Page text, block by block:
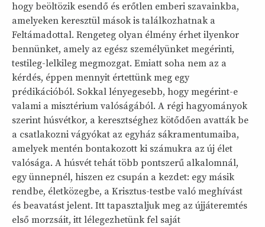
hogy beöltözik esendő és erőtlen emberi szavainkba,
amelyeken keresztül mások is találkozhatnak a
Feltámadottal. Rengeteg olyan élmény érhet ilyenkor
bennünket, amely az egész személyünket megérinti,
testileg-lelkileg megmozgat. Emiatt soha nem az a
kérdés, éppen mennyit értettünk meg egy
prédikációból. Sokkal lényegesebb, hogy megérint-e
valami a misztérium valóságából. A régi hagyományok
szerint húsvétkor, a keresztséghez kötődően avatták be
a csatlakozni vágyókat az egyház sákramentumaiba,
amelyek mentén bontakozott ki számukra az új élet
valósága. A húsvét tehát több pontszerű alkalomnál,
egy ünnepnél, hiszen ez csupán a kezdet: egy másik
rendbe, életközegbe, a Krisztus-testbe való meghívást
és beavatást jelent. Itt tapasztaljuk meg az újjáteremtés
első morzsáit, itt lélegezhetünk fel saját